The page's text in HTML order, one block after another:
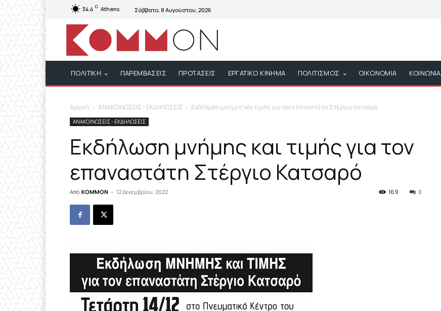
34.4 C Athens Σάββατο, 8 Αυγούστου, 2026
ΠΟΛΙΤΙΚΗ ΠΑΡΕΜΒΑΣΕΙΣ ΠΡΟΤΑΣΕΙΣ ΕΡΓΑΤΙΚΟ ΚΙΝΗΜΑ ΠΟΛΙΤΙΣΜΟΣ ΟΙΚΟΝΟΜΙΑ ΚΟΙΝΩΝΙΑ
Αρχική ΑΝΑΚΟΙΝΩΣΕΙΣ - ΕΚΔΗΛΩΣΕΙΣ Eκδήλωση μνήμης και τιμής για τον επαναστάτη Στέργιο Κατσαρό
ΑΝΑΚΟΙΝΩΣΕΙΣ - ΕΚΔΗΛΩΣΕΙΣ
Eκδήλωση μνήμης και τιμής για τον
επαναστάτη Στέργιο Κατσαρό
Από KOMMON - 12 Δεκεμβρίου, 2022 0
169